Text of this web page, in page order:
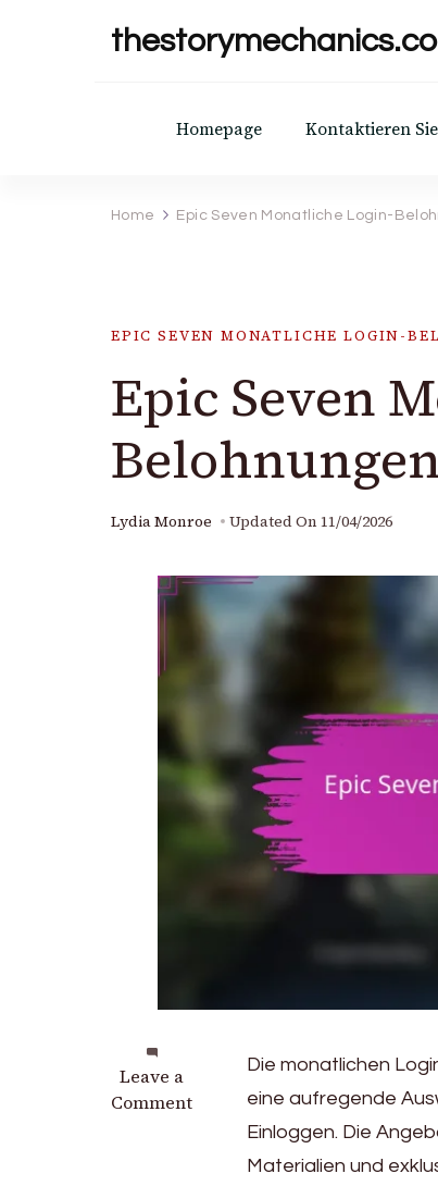
Homepage Kontaktieren
Home Epic Seven Monatliche Login-
EPIC SEVEN MONATLICHE LOGIN-
Epic Seven
Lydia Monroe Updated On 11/04/2026
Leave a
Comment
on
Epic
Die monatlichen
eine aufregende
Einloggen. Die
Materialien und